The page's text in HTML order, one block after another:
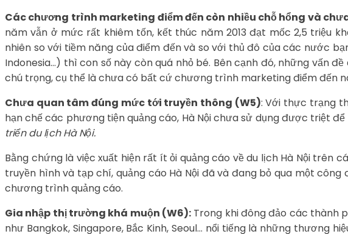
Các chương trình marketing điểm đến còn nhiều chỗ hổng và
năm vẫn ở mức rất khiêm tốn, kết thúc năm 2013 đạt mốc 2,5 triệu
nhiên so với tiềm năng của điểm đến và so với thủ đô của các nước
Indonesia…) thì con số này còn quá nhỏ bé. Bên cạnh đó, những vấn
chú trọng, cụ thể là chưa có bất cứ chương trình marketing điểm đến
Chưa quan tâm đúng mức tới truyền thông (W5): Với thực trạng
hạn chế các phương tiện quảng cáo, Hà Nội chưa sử dụng được triệt
triển du lịch Hà Nội.
Bằng chứng là việc xuất hiện rất ít ỏi quảng cáo về du lịch Hà Nội
truyền hình và tạp chí, quảng cáo Hà Nội đã và đang bỏ qua một
chương trình quảng cáo.
Gia nhập thị trường khá muộn (W6):Trong khi đông đảo các thành
như Bangkok, Singapore, Bắc Kinh, Seoul… nổi tiếng là những thương